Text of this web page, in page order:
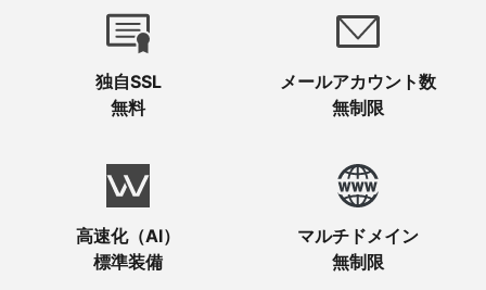
独自SSL
無料
メールアカウント数
無制限
高速化（AI）
標準装備
マルチドメイン
無制限